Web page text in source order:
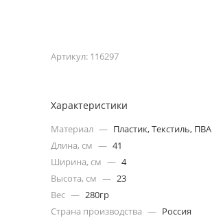
Артикул: 116297
Характеристики
Материал — Пластик, Текстиль, ПВА
Длина, см — 41
Ширина, см — 4
Высота, см — 23
Вес — 280гр
Страна производства — Россия